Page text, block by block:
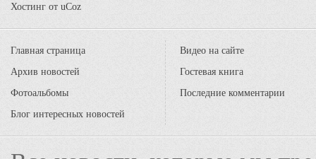
Хостинг от uCoz
Главная страница
Архив новостей
Фотоальбомы
Блог интересных новостей
Видео на сайте
Гостевая книга
Последние комментарии